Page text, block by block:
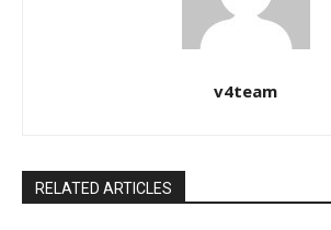
v4team
RELATED ARTICLES